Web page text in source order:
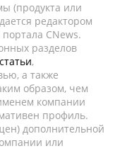
(продукта или
редактором
CNews.
разделов
статьи,
а также
образом, чем
компании
профиль.
дополнительной
или